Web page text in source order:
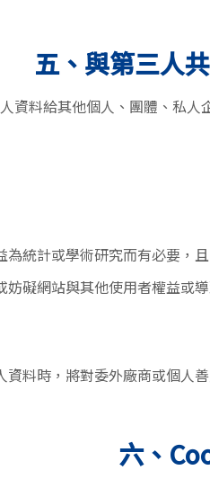
五、與第三人
資料給其他個人、團體、私
統計或學術研究而有必要，
礙網站與其他使用者權益
料時，將對委外廠商或個人
六、